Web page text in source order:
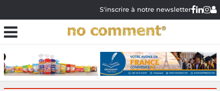
S'inscrire à notre newsletter